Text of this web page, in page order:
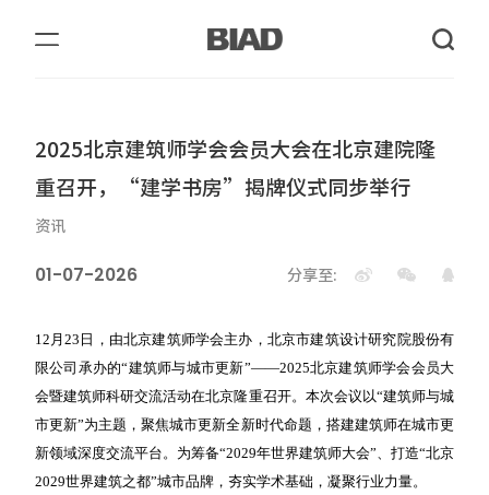
2025北京建筑师学会会员大会在北京建院隆
重召开，“建学书房”揭牌仪式同步举行
资讯
01-07-2026 分享至:
12月23日，由北京建筑师学会主办，北京市建筑设计研究院股份有
限公司承办的“建筑师与城市更新”——2025北京建筑师学会会员大
会暨建筑师科研交流活动在北京隆重召开。本次会议以“建筑师与城
市更新”为主题，聚焦城市更新全新时代命题，搭建建筑师在城市更
新领域深度交流平台。为筹备“2029年世界建筑师大会”、打造“北京
2029世界建筑之都”城市品牌，夯实学术基础，凝聚行业力量。